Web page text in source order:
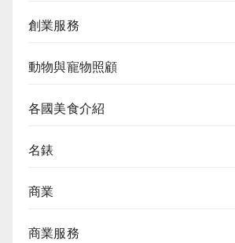
創業服務
動物與寵物照顧
各國美食介紹
名錶
商業
商業服務